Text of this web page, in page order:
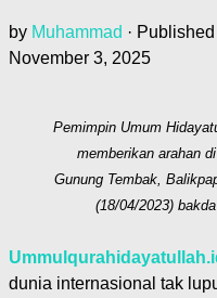
by Muhammad · Published
November 3, 2025
Pemimpin Umum
memberikan arahan
Gunung Tembak,
(18/04/2023)
dunia internasional tak